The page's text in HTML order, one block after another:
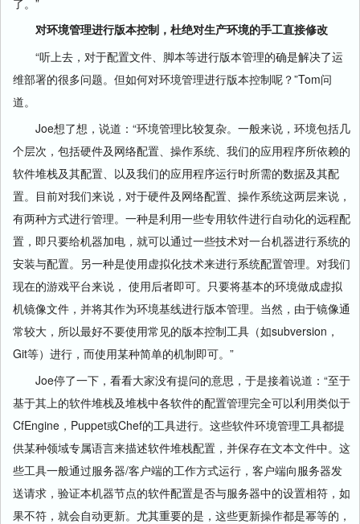
了。”
对环境管理进行版本控制，杜绝对生产环境的手工直接修改
“听上去，对于配置文件、脚本等进行版本管理的确是解决了运
维部署的很多问题。但如何对环境管理进行版本控制呢？”Tom问
道。
Joe想了想，说道：“环境管理比较复杂。一般来说，环境包括几
个层次，包括硬件及网络配置、操作系统、我们的应用程序所依赖的
软件堆栈及其配置、以及我们的应用程序运行时所需的数据及其配
置。目前对我们来说，对于硬件及网络配置、操作系统这两层来说，
有两种方式进行管理。一种是利用一些专用软件进行自动化的远程配
置，即只要给机器加电，就可以通过一些技术对一台机器进行系统的
安装与配置。另一种是使用虚拟化技术来进行系统配置管理。对我们
现在的游戏平台来说， 使用后者即可。只要将基本的环境做成虚拟
机镜像文件，并将其作为环境基线进行版本管理。当然，由于镜像通
常较大，所以最好不要使用常见的版本控制工具（如subversion，
Git等）进行，而使用某种简单的机制即可。”
Joe停了一下，看看大家没有提问的意思，于是接着说道：“至于
基于其上的软件堆栈及堆栈中各软件的配置管理完全可以利用类似于
CfEngine，Puppet或Chef的工具进行。这些软件环境管理工具都提
供某种领域专属语言来描述软件堆栈配置，并保存在文本文件中。这
些工具一般通过服务器/客户端的工作方式运行，客户端向服务器发
送请求，验证本机器节点的软件配置是否与服务器中的设置相符，如
果不符，就会自动更新。尤其重要的是，这些更新操作都是幂等的，